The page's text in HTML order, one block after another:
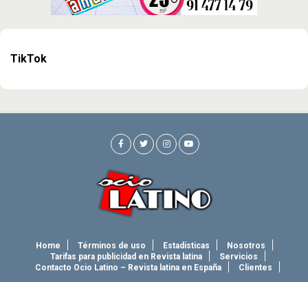
TikTok
Home Términos de uso Estadísticas
Nosotros
Tarifas para publicidad en Revista latina
Servicios
Contacto Ocio Latino – Revista latina en España
Clientes